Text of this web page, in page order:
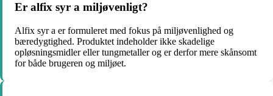
Er alfix syr a miljøvenligt?
Alfix syr a er formuleret med fokus på miljøvenlighed og
bæredygtighed. Produktet indeholder ikke skadelige
opløsningsmidler eller tungmetaller og er derfor mere skånsomt
for både brugeren og miljøet.